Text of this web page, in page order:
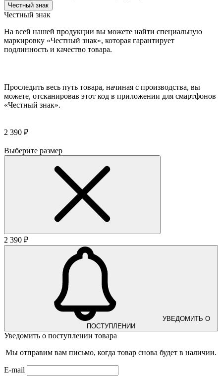
Честный знак
Честный знак
На всей нашей продукции вы можете найти специальную
маркировку «Честный знак», которая гарантирует
подлинность и качество товара.
Проследить весь путь товара, начиная с производства, вы
можете, отсканировав этот код в приложении для смартфонов
«Честный знак».
2 390 ₽
Выберите размер
2 390 ₽
УВЕДОМИТЬ О
ПОСТУПЛЕНИИ
Уведомить о поступлении товара
Мы отправим вам письмо, когда товар снова будет в наличии.
E-mail